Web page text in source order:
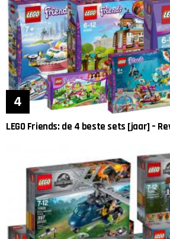
LEGO Friends: de 4 beste sets [jaar] –